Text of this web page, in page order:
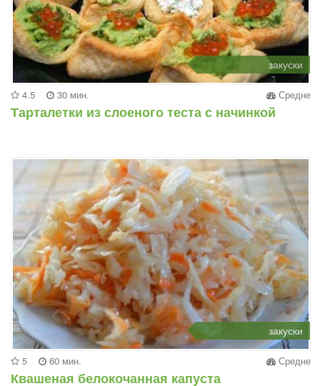
закуски
4.5 30 мин. Средне
Тарталетки из слоеного теста с начинкой
закуски
5 60 мин. Средне
Квашеная белокочанная капуста